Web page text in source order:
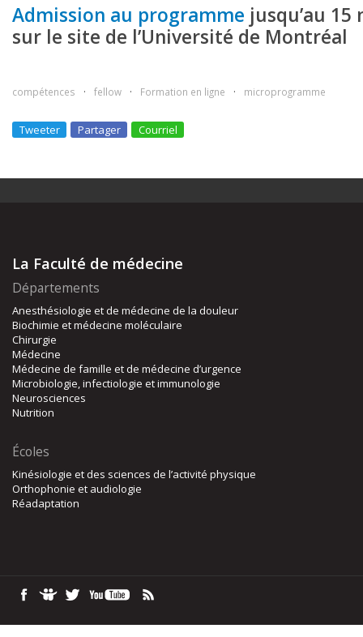
Admission au programme jusqu’au 15
sur le site de l’Université de Montréal
compétences fellow Formation en ligne microprogramme
Tweeter Partager Courriel
La Faculté de médecine
Départements
Anesthésiologie et de médecine de la douleur
Biochimie et médecine moléculaire
Chirurgie
Médecine
Médecine de famille et de médecine d’urgence
Microbiologie, infectiologie et immunologie
Neurosciences
Nutrition
Écoles
Kinésiologie et des sciences de l’activité physique
Orthophonie et audiologie
Réadaptation